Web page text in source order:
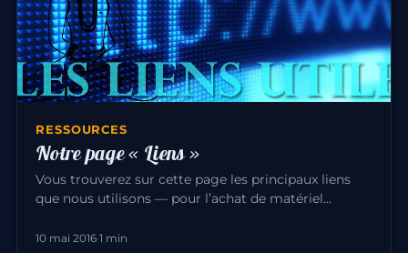
RESSOURCES
Notre page « Liens »
Vous trouverez sur cette page les principaux liens
que nous utilisons — pour l’achat de matériel
10 mai 2016·1 min